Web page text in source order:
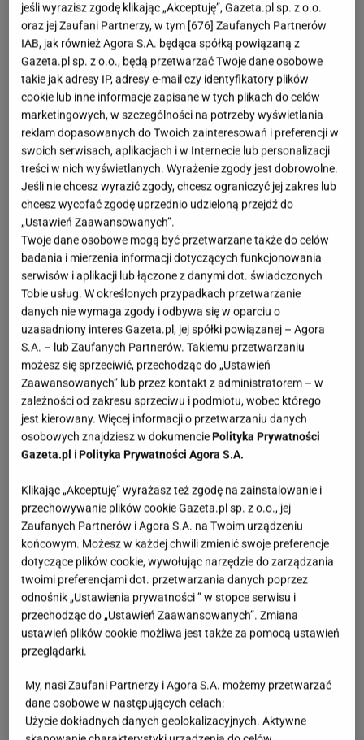
OTWÓRZ GALERIĘ(3)
Czy da się kupić spodnie pełne stylu w cenie, która
może dosłownie nas zszokować? Jak najbardziej, bo
spodnie w panterkę Sinsay są modne i kosztują tylko
15,99 zł.
Jakie zrobić efekt WOW? Spodnie w panterkę
Sinsay mają styl
Jesienią lubimy modne i styloweubrania. Jednak
cenimy sobie też miłe otulenie, które mogą dać nam
spodnie. Często wybieramy jeansy w różnych
fasonach.Model wide leg cieszy się niesłabnącą
popularnością. Jednak nie tylko jeansy w tym
fasonie wciąż są w trendach.
jeśli wyrazisz zgodę klikając „Akceptuję”, Gazeta.pl sp. z o.o.
oraz jej Zaufani Partnerzy, w tym [676] Zaufanych Partnerów
IAB, jak również Agora S.A. będąca spółką powiązaną z
Gazeta.pl sp. z o.o., będą przetwarzać Twoje dane osobowe
takie jak adresy IP, adresy e-mail czy identyfikatory plików
cookie lub inne informacje zapisane w tych plikach do celów
marketingowych, w szczególności na potrzeby wyświetlania
reklam dopasowanych do Twoich zainteresowań i preferencji w
swoich serwisach, aplikacjach i w Internecie lub personalizacji
treści w nich wyświetlanych. Wyrażenie zgody jest dobrowolne.
Jeśli nie chcesz wyrazić zgody, chcesz ograniczyć jej zakres lub
chcesz wycofać zgodę uprzednio udzieloną przejdź do
„Ustawień Zaawansowanych”.
Twoje dane osobowe mogą być przetwarzane także do celów
badania i mierzenia informacji dotyczących funkcjonowania
serwisów i aplikacji lub łączone z danymi dot. świadczonych
Tobie usług. W określonych przypadkach przetwarzanie
danych nie wymaga zgody i odbywa się w oparciu o
uzasadniony interes Gazeta.pl, jej spółki powiązanej – Agora
S.A. – lub Zaufanych Partnerów. Takiemu przetwarzaniu
możesz się sprzeciwić, przechodząc do „Ustawień
Zaawansowanych” lub przez kontakt z administratorem – w
zależności od zakresu sprzeciwu i podmiotu, wobec którego
jest kierowany. Więcej informacji o przetwarzaniu danych
osobowych znajdziesz w dokumenciePolityka Prywatności
Gazeta.pl iPolityka Prywatności Agora S.A.
Klikając „Akceptuję” wyrażasz też zgodę na zainstalowanie i
przechowywanie plików cookie Gazeta.pl sp. z o.o., jej
Zaufanych Partnerów i Agora S.A. na Twoim urządzeniu
końcowym. Możesz w każdej chwili zmienić swoje preferencje
dotyczące plików cookie, wywołując narzędzie do zarządzania
twoimi preferencjami dot. przetwarzania danych poprzez
odnośnik „Ustawienia prywatności ” w stopce serwisu i
przechodząc do „Ustawień Zaawansowanych”. Zmiana
ustawień plików cookie możliwa jest także za pomocą ustawień
przeglądarki.
My, nasi Zaufani Partnerzy i Agora S.A. możemy przetwarzać
dane osobowe w następujących celach:
Użycie dokładnych danych geolokalizacyjnych. Aktywne